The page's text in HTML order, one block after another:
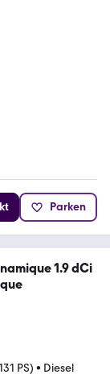
Parken
1.9 dCi
PS) • Diesel